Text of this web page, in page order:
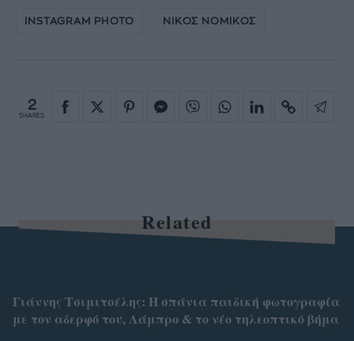
INSTAGRAM PHOTO ΝΙΚΟΣ ΝΟΜΙΚΟΣ
2
SHARES
Related
Γιάννης Τσιμιτσέλης: Η σπάνια παιδική φωτογραφία
με τον αδερφό του, Λάμπρο & το νέο τηλεοπτικό βήμα